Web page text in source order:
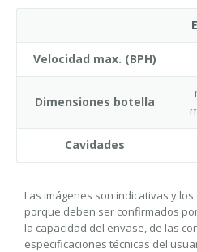
Velocidad max. (BPH)
Dimensiones botella
Cavidades
Las imágenes son indicativas y
porque deben ser confirmados
la capacidad del envase, de las
especificaciones técnicas del